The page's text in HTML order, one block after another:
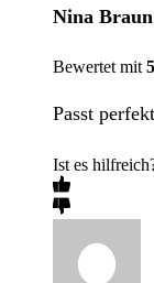
Nina
Bewertet mit5
Passt
Ist es